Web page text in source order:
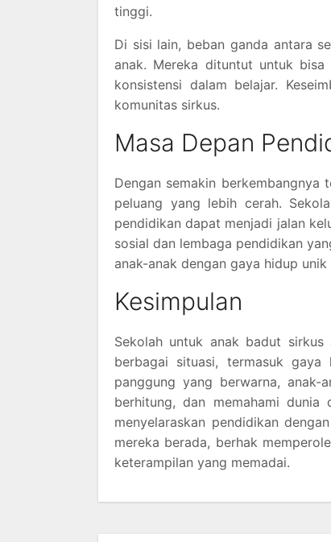
tinggi.
Di sisi lain, beban ganda antara
anak. Mereka dituntut untuk
konsistensi dalam belajar.
komunitas sirkus.
Masa Depan
Dengan semakin
peluang yang lebih cerah.
pendidikan dapat menjadi jalan
sosial dan lembaga pendidikan
anak-anak dengan gaya hidup
Kesimpulan
Sekolah untuk anak badut
berbagai situasi, termasuk
panggung yang berwarna, anak-
berhitung, dan memahami
menyelaraskan pendidikan
mereka berada, berhak
keterampilan yang memadai.